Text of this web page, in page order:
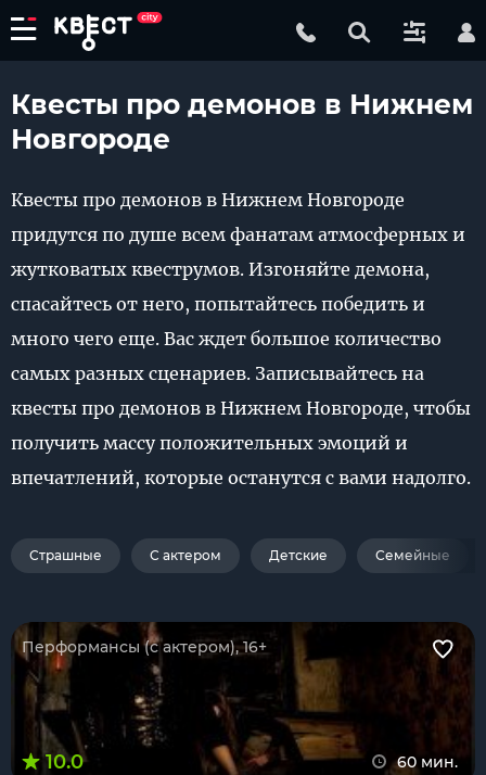
Квесты про демонов в Нижнем
Новгороде
Квесты про демонов в Нижнем Новгороде
придутся по душе всем фанатам атмосферных и
жутковатых квеструмов. Изгоняйте демона,
спасайтесь от него, попытайтесь победить и
много чего еще. Вас ждет большое количество
самых разных сценариев. Записывайтесь на
квесты про демонов в Нижнем Новгороде, чтобы
получить массу положительных эмоций и
впечатлений, которые останутся с вами надолго.
Страшные С актером Детские Семейные
Перформансы (с актером), 16+
10.0 60 мин.